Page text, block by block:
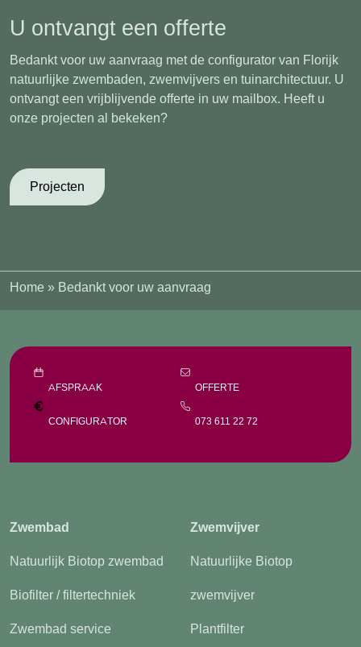
U ontvangt een offerte
Bedankt voor uw aanvraag met de configurator van Florijk
natuurlijke zwembaden, zwemvijvers en tuinarchitectuur. U
ontvangt een vrijblijvende offerte in uw mailbox. Heeft u
onze projecten al bekeken?
Projecten
Home » Bedankt voor uw aanvraag
AFSPRAAK OFFERTE
CONFIGURATOR 073 611 22 72
Zwembad
Natuurlijk Biotop zwembad
Biofilter / filtertechniek
Zwembad service
Zwemvijver
Natuurlijke Biotop
zwemvijver
Plantfilter